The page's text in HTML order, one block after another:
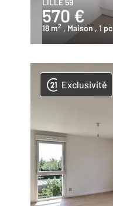
LILLE 59
570 €
18 m2 , Maison , 1 pc
Exclusivité